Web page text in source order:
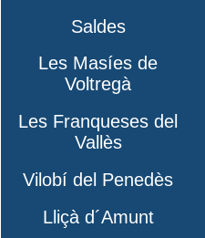
Saldes
Les Masíes de
Voltregà
Les Franqueses del
Vallès
Vilobí del Penedès
Lliçà d´Amunt